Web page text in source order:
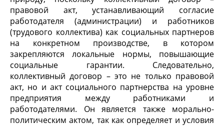
правовой акт, устанавливающий согласие
работодателя (администрации) и работников
(трудового коллектива) как социальных партнеров
на конкретном производстве, в котором
закрепляются локальные нормы, повышающие
социальные гарантии. Следовательно,
коллективный договор – это не только правовой
акт, но и акт социального партнерства на уровне
предприятия между работниками и
работодателями. Он является также морально-
политическим актом, так как определяет и условия